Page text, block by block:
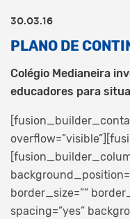
30.03.16
PLANO DE
Colégio Medianeira
educadores para
border_size=””
spacing=”yes”